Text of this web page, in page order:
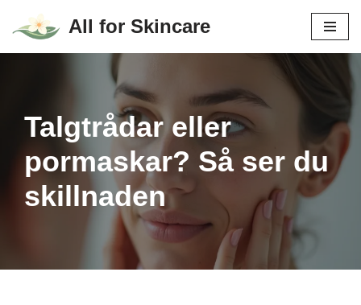
Hoppa
All for Skincare
Talgtrådar eller
pormaskar? Så ser du
skillnaden